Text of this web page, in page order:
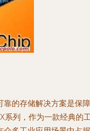
靠的存储解决方案是保障
系列，作为一款经典的